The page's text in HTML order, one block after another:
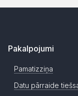
Pakalpojumi
Pamatizziņa
Datu pārraide